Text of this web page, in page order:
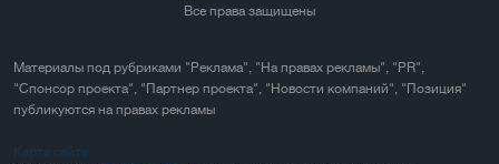
Все права защищены
Материалы под рубриками "Реклама", "На правах рекламы", "PR",
"Спонсор проекта", "Партнер проекта", "Новости компаний", "Позиция"
публикуются на правах рекламы
Карта сайта